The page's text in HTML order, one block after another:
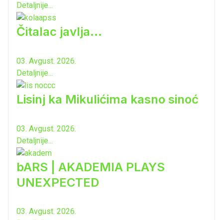
Detaljnije...
Čitalac javlja...
03. Avgust. 2026.
Detaljnije...
Lisinj ka Mikulićima kasno sinoć
03. Avgust. 2026.
Detaljnije...
bARS | AKADEMIA PLAYS
UNEXPECTED
03. Avgust. 2026.